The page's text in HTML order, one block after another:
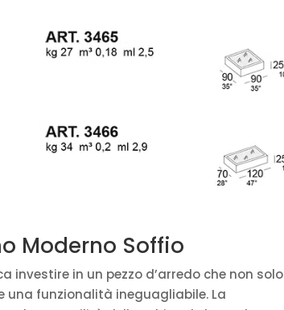
Moderno Soffio
investire in un pezzo d’arredo che non solo
una funzionalità ineguagliabile. La